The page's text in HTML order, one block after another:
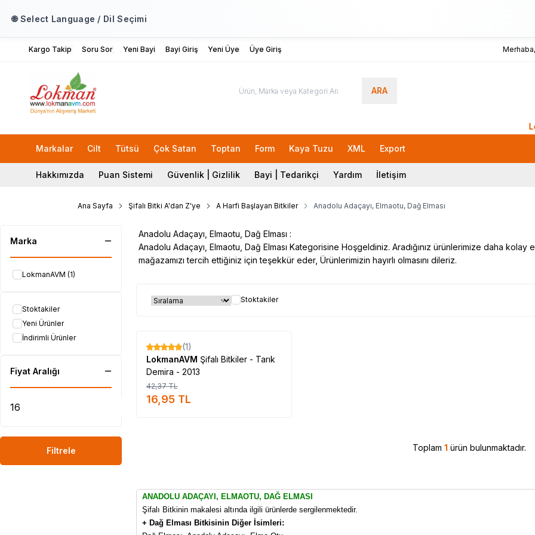
🌐 Select Language / Dil Seçimi
Kargo Takip Soru Sor Yeni Bayi Bayi Giriş Yeni Üye Üye Giriş
ARA
Markalar Cilt Tütsü Çok Satan Toptan Form Kaya Tuzu XML Export
Hakkımızda Puan Sistemi Güvenlik | Gizlilik Bayi | Tedarikçi Yardım İletişim
Ana Sayfa Şifalı Bitki A'dan Z'ye A Harfi Başlayan Bitkiler Anadolu Adaçayı, Elmaotu, Dağ Elması
Marka
LokmanAVM (1)
Stoktakiler
Yeni Ürünler
İndirimli Ürünler
Fiyat Aralığı
Filtrele
Anadolu Adaçayı, Elmaotu, Dağ Elması :
Anadolu Adaçayı, Elmaotu, Dağ Elması Kategorisine Hoşgeldiniz. Aradığınız ürünlerimize daha kolay
mağazamızı tercih ettiğiniz için teşekkür eder, Ürünlerimizin hayırlı olmasını dileriz.
Stoktakiler
%60
(1)
LokmanAVM Şifalı Bitkiler - Tarık
Demira - 2013
42,37TL
16,95 TL
Toplam 1 ürün bulunmaktadır.
ANADOLU ADAÇAYI, ELMAOTU, DAĞ ELMASI
Şifalı Bitkinin makalesi altında ilgili ürünlerde sergilenmektedir.
+ Dağ Elması Bitkisinin Diğer İsimleri: